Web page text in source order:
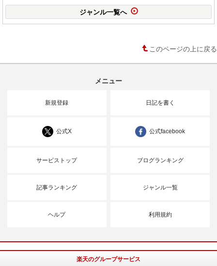
ジャンル一覧へ
このページの上に戻る
メニュー
新規登録 日記を書く
公式X 公式facebook
サービストップ ブログランキング
記事ランキング ジャンル一覧
ヘルプ 利用規約
楽天のグループサービス